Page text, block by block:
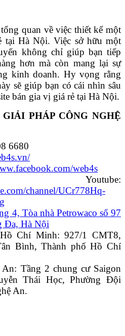
quan về việc thiết kế một
tại Hà Nội. Việc sở hữu một
không chỉ giúp bạn tiếp
hơn mà còn mang lại sự
kinh doanh. Hy vọng rằng
sẽ giúp bạn có cái nhìn sâu
bán gia vị giá rẻ tại Hà Nội.
PHÁP CÔNG NGHỆ
6680
web4s
channel/UCr778Hq-
4, Tòa nhà Petrowaco số 97
Đa, Hà Nội
Chí Minh: 927/1 CMT8,
Bình, Thành phố Hồ Chí
Tầng 2 chung cư Saigon
Thái Học, Phường Đội
An.